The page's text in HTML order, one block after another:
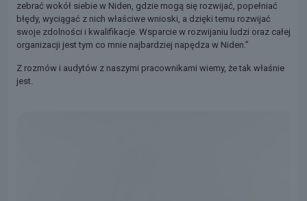
zebrać wokół siebie w Niden, gdzie mogą się rozwijać, popełniać
błędy, wyciągać z nich właściwe wnioski, a dzięki temu rozwijać
swoje zdolności i kwalifikacje. Wsparcie w rozwijaniu ludzi oraz całej
organizacji jest tym co mnie najbardziej napędza w Niden.”
Z rozmów i audytów z naszymi pracownikami wiemy, że tak właśnie
jest.